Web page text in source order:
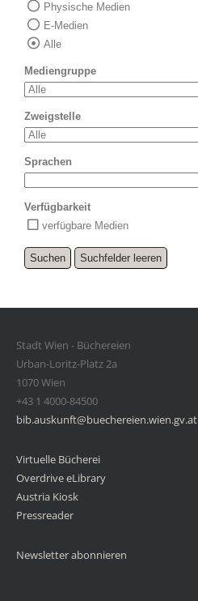
Physische Medien
E-Medien
Alle
Mediengruppe
Zweigstelle
Sprachen
Verfügbarkeit
verfügbare Medien
Stadt Wien - Büchereien
Urban-Loritz-Platz 2a
1070 Wien
+43 1 4000-84500
bib.auskunft@buechereien.wien.gv.at
Virtuelle Bücherei
Overdrive eLibrary
Austria Kiosk
Pressreader
Newsletter abonnieren